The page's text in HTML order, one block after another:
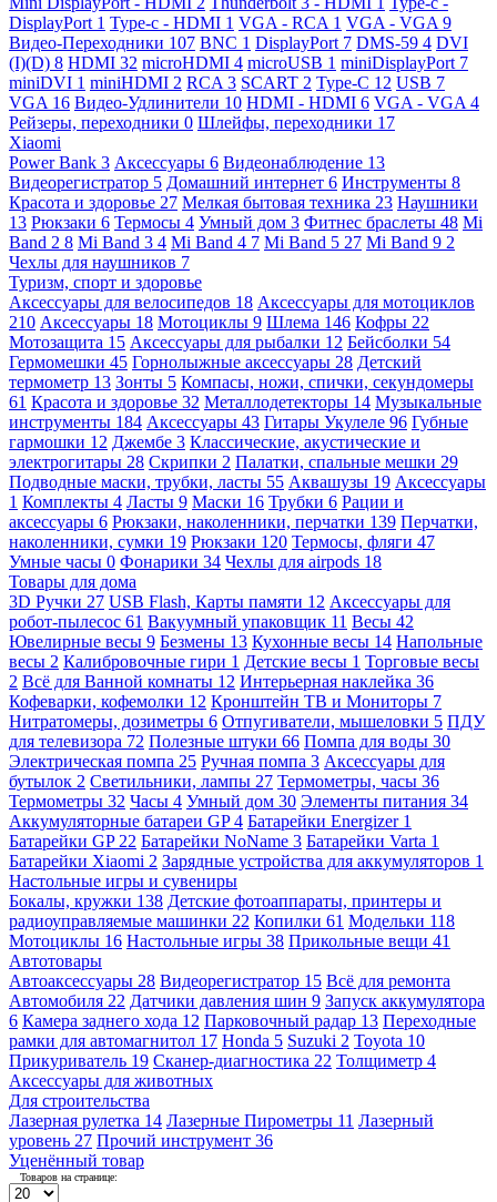
DisplayPort 1 Type-c - HDMI 1 VGA - RCA 1 VGA - VGA 9
Видео-Переходники 107 BNC 1 DisplayPort 7 DMS-59 4 DVI
(I)(D) 8 HDMI 32 microHDMI 4 microUSB 1 miniDisplayPort 7
miniDVI 1 miniHDMI 2 RCA 3 SCART 2 Type-C 12 USB 7
VGA 16 Видео-Удлинители 10 HDMI - HDMI 6 VGA - VGA 4
Рейзеры, переходники 0 Шлейфы, переходники 17
Xiaomi
Power Bank 3 Аксессуары 6 Видеонаблюдение 13
Видеорегистратор 5 Домашний интернет 6 Инструменты 8
Красота и здоровье 27 Мелкая бытовая техника 23 Наушники
13 Рюкзаки 6 Термосы 4 Умный дом 3 Фитнес браслеты 48 Mi
Band 2 8 Mi Band 3 4 Mi Band 4 7 Mi Band 5 27 Mi Band 9 2
Чехлы для наушников 7
Туризм, спорт и здоровье
Аксессуары для велосипедов 18 Аксессуары для мотоциклов
210 Аксессуары 18 Мотоциклы 9 Шлема 146 Кофры 22
Мотозащита 15 Аксессуары для рыбалки 12 Бейсболки 54
Гермомешки 45 Горнолыжные аксессуары 28 Детский
термометр 13 Зонты 5 Компасы, ножи, спички, секундомеры
61 Красота и здоровье 32 Металлодетекторы 14 Музыкальные
инструменты 184 Аксессуары 43 Гитары Укулеле 96 Губные
гармошки 12 Джембе 3 Классические, акустические и
электрогитары 28 Скрипки 2 Палатки, спальные мешки 29
Подводные маски, трубки, ласты 55 Аквашузы 19 Аксессуары
1 Комплекты 4 Ласты 9 Маски 16 Трубки 6 Рации и
аксессуары 6 Рюкзаки, наколенники, перчатки 139 Перчатки,
наколенники, сумки 19 Рюкзаки 120 Термосы, фляги 47
Умные часы 0 Фонарики 34 Чехлы для airpods 18
Товары для дома
3D Ручки 27 USB Flash, Карты памяти 12 Аксессуары для
робот-пылесос 61 Вакуумный упаковщик 11 Весы 42
Ювелирные весы 9 Безмены 13 Кухонные весы 14 Напольные
весы 2 Калибровочные гири 1 Детские весы 1 Торговые весы
2 Всё для Ванной комнаты 12 Интерьерная наклейка 36
Кофеварки, кофемолки 12 Кронштейн ТВ и Мониторы 7
Нитратомеры, дозиметры 6 Отпугиватели, мышеловки 5 ПДУ
для телевизора 72 Полезные штуки 66 Помпа для воды 30
Электрическая помпа 25 Ручная помпа 3 Аксессуары для
бутылок 2 Светильники, лампы 27 Термометры, часы 36
Термометры 32 Часы 4 Умный дом 30 Элементы питания 34
Аккумуляторные батареи GP4 Батарейки Energizer 1
Батарейки GP 22 Батарейки NoName 3 Батарейки Varta 1
Батарейки Xiaomi 2 Зарядные устройства для аккумуляторов 1
Настольные игры и сувениры
Бокалы, кружки 138 Детские фотоаппараты, принтеры и
радиоуправляемые машинки 22 Копилки 61 Модельки 118
Мотоциклы 16 Настольные игры 38 Прикольные вещи 41
Автотовары
Автоаксессуары 28 Видеорегистратор 15 Всё для ремонта
Автомобиля 22 Датчики давления шин 9 Запуск аккумулятора
6 Камера заднего хода 12 Парковочный радар 13 Переходные
рамки для автомагнитол 17 Honda 5 Suzuki 2 Toyota 10
Прикуриватель 19 Сканер-диагностика 22 Толщиметр 4
Аксессуары для животных
Для строительства
Лазерная рулетка 14 Лазерные Пирометры 11 Лазерный
уровень 27 Прочий инструмент 36
Уценённый товар
Товаров на странице: